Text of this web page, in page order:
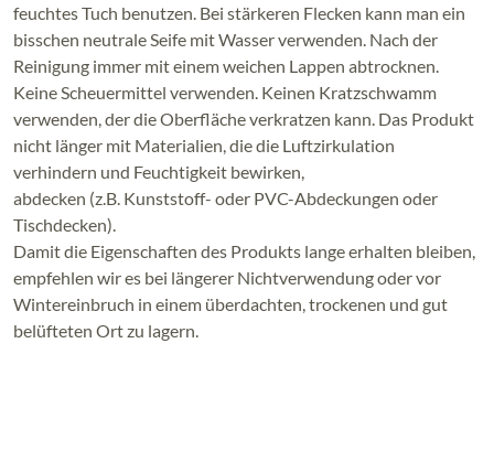
feuchtes Tuch benutzen. Bei stärkeren Flecken kann man ein
bisschen neutrale Seife mit Wasser verwenden. Nach der
Reinigung immer mit einem weichen Lappen abtrocknen.
Keine Scheuermittel verwenden. Keinen Kratzschwamm
verwenden, der die Oberfläche verkratzen kann. Das Produkt
nicht länger mit Materialien, die die Luftzirkulation
verhindern und Feuchtigkeit bewirken,
abdecken (z.B. Kunststoff- oder PVC-Abdeckungen oder
Tischdecken).
Damit die Eigenschaften des Produkts lange erhalten bleiben,
empfehlen wir es bei längerer Nichtverwendung oder vor
Wintereinbruch in einem überdachten, trockenen und gut
belüfteten Ort zu lagern.